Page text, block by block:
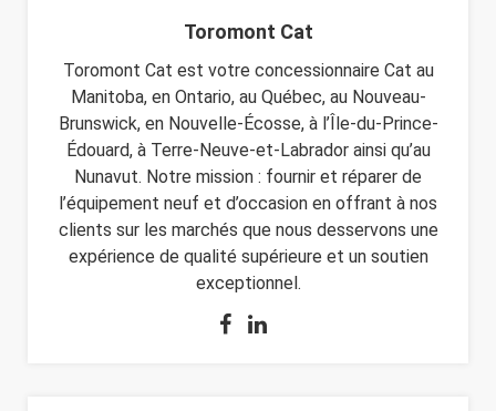
Toromont Cat
Toromont Cat est votre concessionnaire Cat au
Manitoba, en Ontario, au Québec, au Nouveau-
Brunswick, en Nouvelle-Écosse, à l’Île-du-Prince-
Édouard, à Terre-Neuve-et-Labrador ainsi qu’au
Nunavut. Notre mission : fournir et réparer de
l’équipement neuf et d’occasion en offrant à nos
clients sur les marchés que nous desservons une
expérience de qualité supérieure et un soutien
exceptionnel.